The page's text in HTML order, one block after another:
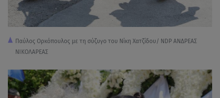
Παύλος Ορκόπουλος με τη σύζυγο του Νίκη Χατζίδου/ NDP ΑΝΔΡΕΑΣ
ΝΙΚΟΛΑΡΕΑΣ